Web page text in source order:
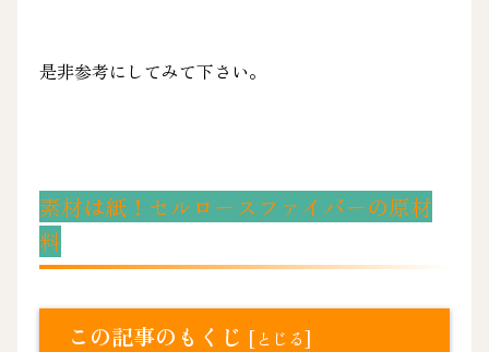
是非参考にしてみて下さい。
素材は紙！セルロースファイバーの原材
料
この記事のもくじ [とじる]